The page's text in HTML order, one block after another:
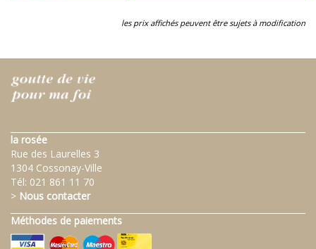
les prix affichés peuvent être sujets à modification
la rosée
Rue des Laurelles 3
1304 Cossonay-Ville
Tél: 021 861 11 70
> Nous contacter
Méthodes de paiements